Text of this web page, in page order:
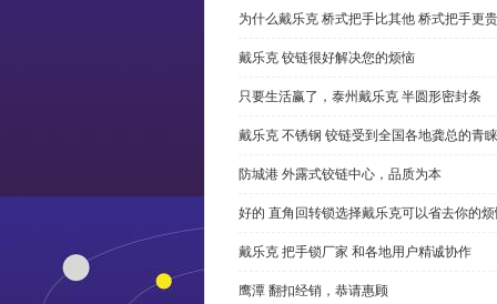
为什么戴乐克 桥式把手比其他 桥式把手更
戴乐克 铰链很好解决您的烦恼
只要生活赢了，泰州戴乐克 半圆形密封条
戴乐克 不锈钢 铰链受到全国各地龚总的青睐
防城港 外露式铰链中心，品质为本
好的 直角回转锁选择戴乐克可以省去你的
戴乐克 把手锁厂家 和各地用户精诚协作
鹰潭 翻扣经销，恭请惠顾